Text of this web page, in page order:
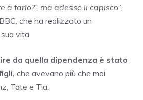
a farlo?’, ma adesso li capisco”,
che ha realizzato un
vita.
da quella dipendenza è stato
che avevano più che mai
Tate e Tia.